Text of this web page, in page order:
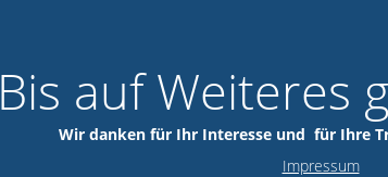
Bis auf Weiteres
Wir danken für Ihr Interesse und für Ihre
Impressum